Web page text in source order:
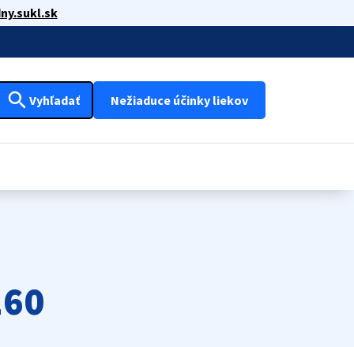
search Vyhľadať Nežiaduce účinky liekov